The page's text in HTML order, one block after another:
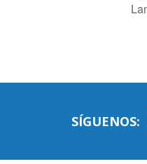
SÍGUENOS: